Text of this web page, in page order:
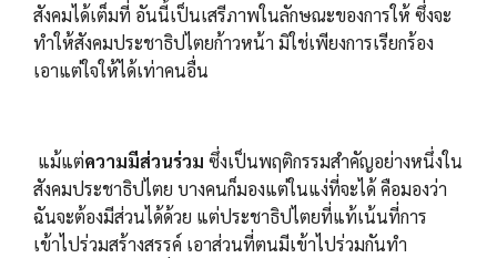
สังคมได้เต็มที่ อันนี้เป็นเสรีภาพในลักษณะของการให้ ซึ่งจะ
ทำให้สังคมประชาธิปไตยก้าวหน้า มิใช่เพียงการเรียกร้อง
เอาแต่ใจให้ได้เท่าคนอื่น
แม้แต่ความมีส่วนร่วม ซึ่งเป็นพฤติกรรมสำคัญอย่างหนึ่งใน
สังคมประชาธิปไตย บางคนก็มองแต่ในแง่ที่จะได้ คือมองว่า
ฉันจะต้องมีส่วนได้ด้วย แต่ประชาธิปไตยที่แท้เน้นที่การ
เข้าไปร่วมสร้างสรรค์ เอาส่วนที่ตนมีเข้าไปร่วมกันทำ